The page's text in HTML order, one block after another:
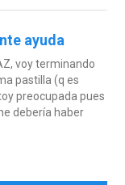
ayuda
voy terminando
pastilla (q es
preocupada pues
debería haber